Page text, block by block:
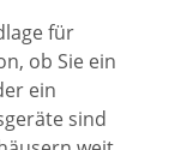
für
ob Sie ein
ein
sind